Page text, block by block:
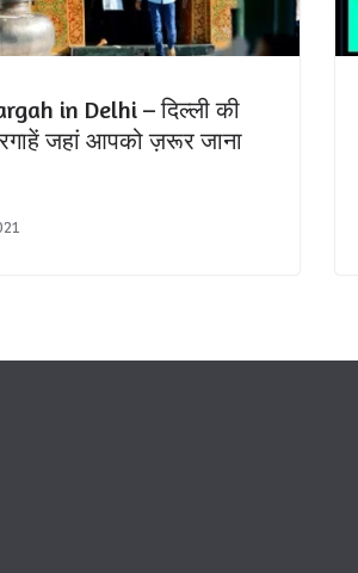
in Delhi – दिल्ली की
जहां आपको ज़रूर जाना